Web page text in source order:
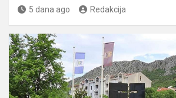
5 dana ago Redakcija